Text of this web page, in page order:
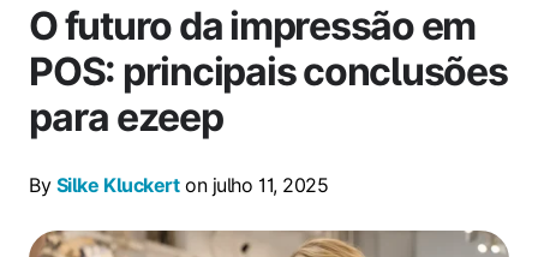
O futuro da impressão em
POS: principais conclusões
para ezeep
By Silke Kluckerton julho 11, 2025